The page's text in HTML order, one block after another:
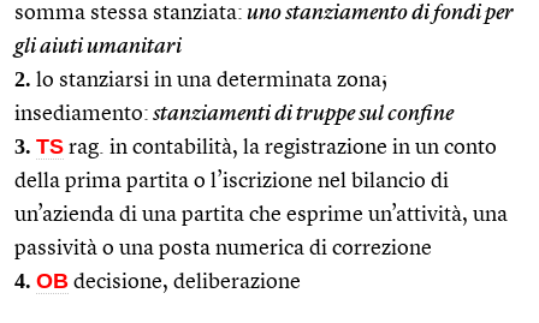
somma stessa stanziata: uno stanziamento di fondi per
gli aiuti umanitari
2. lo stanziarsi in una determinata zona;
insediamento: stanziamenti di truppe sul confine
3. TS rag. in contabilità, la registrazione in un conto
della prima partita o l’iscrizione nel bilancio di
un’azienda di una partita che esprime un’attività, una
passività o una posta numerica di correzione
4. OB decisione, deliberazione